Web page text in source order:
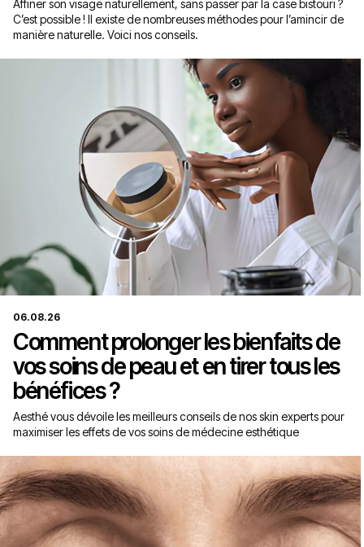
Affiner son visage naturellement, sans passer par la case bistouri ?
C’est possible ! Il existe de nombreuses méthodes pour l’amincir de
manière naturelle. Voici nos conseils.
Comment prolonger les bienfaits de
vos soins de peau et en tirer tous les
bénéfices ?
06.08.26
Aesthé vous dévoile les meilleurs conseils de nos skin experts pour
maximiser les effets de vos soins de médecine esthétique